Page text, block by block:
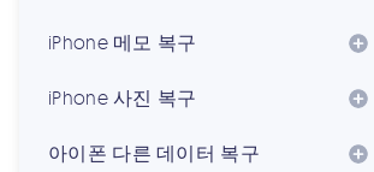
iPhone 메모 복구
iPhone 사진 복구
아이폰 다른 데이터 복구